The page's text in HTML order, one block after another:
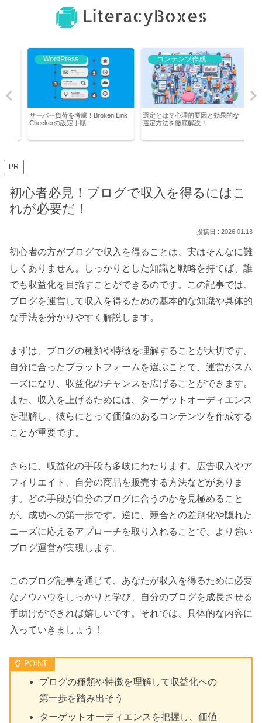
WordPress
サーバー負荷を考慮！Broken Link
Checkerの設定手順
コンテンツ作成テクニック
選定とは？心理的要因と効果的な
選定方法を徹底解説！
PR
初心者必見！ブログで収入を得るにはこ
れが必要だ！
2026.01.13
初心者の方がブログで収入を得ることは、実はそんなに難
しくありません。しっかりとした知識と戦略を持てば、誰
でも収益化を目指すことができるのです。この記事では、
ブログを運営して収入を得るための基本的な知識や具体的
な手法を分かりやすく解説します。
まずは、ブログの種類や特徴を理解することが大切です。
自分に合ったプラットフォームを選ぶことで、運営がスム
ーズになり、収益化のチャンスを広げることができます。
また、収入を上げるためには、ターゲットオーディエンス
を理解し、彼らにとって価値のあるコンテンツを作成する
ことが重要です。
さらに、収益化の手段も多岐にわたります。広告収入やア
フィリエイト、自分の商品を販売する方法などがありま
す。どの手段が自分のブログに合うのかを見極めること
が、成功への第一歩です。逆に、競合との差別化や隠れた
ニーズに応えるアプローチを取り入れることで、より強い
ブログ運営が実現します。
このブログ記事を通じて、あなたが収入を得るために必要
なノウハウをしっかりと学び、自分のブログを成長させる
手助けができれば嬉しいです。それでは、具体的な内容に
入っていきましょう！
ブログの種類や特徴を理解して収益化への
第一歩を踏み出そう
ターゲットオーディエンスを把握し、価値